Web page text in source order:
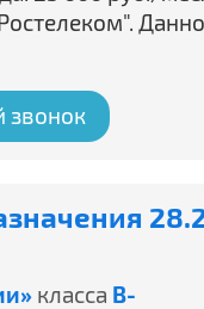
звонок
класса B-